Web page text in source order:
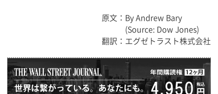
原文
By Andrew Bary
(Source: Dow Jones)
翻訳
エグゼトラスト株式会社